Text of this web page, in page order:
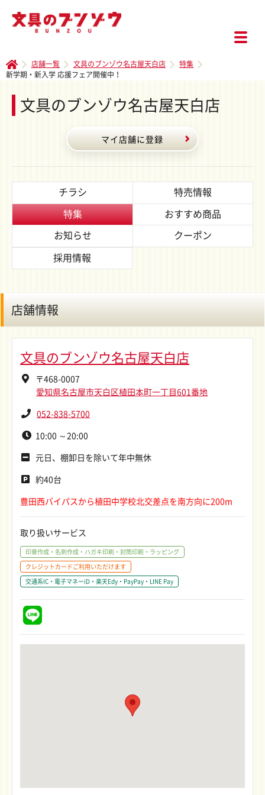
店舗一覧 文具のブンゾウ名古屋天白店
特集
新学期・新入学 応援フェア開催中！
文具のブンゾウ名古屋天白店
マイ店舗に登録
チラシ
特売情報
特集
おすすめ商品
お知らせ
クーポン
採用情報
店舗情報
文具のブンゾウ名古屋天白店
〒468-0007
愛知県名古屋市天白区植田本町一丁目601番地
052-838-5700
10:00 ～20:00
元日、棚卸日を除いて年中無休
約40台
豊田西バイパスから植田中学校北交差点を南方向に200m
取り扱いサービス
印章作成・名刺作成・ハガキ印刷・封筒印刷・ラッピング
クレジットカードご利用いただけます
交通系IC・電子マネーiD・楽天Edy・PayPay・LINE Pay